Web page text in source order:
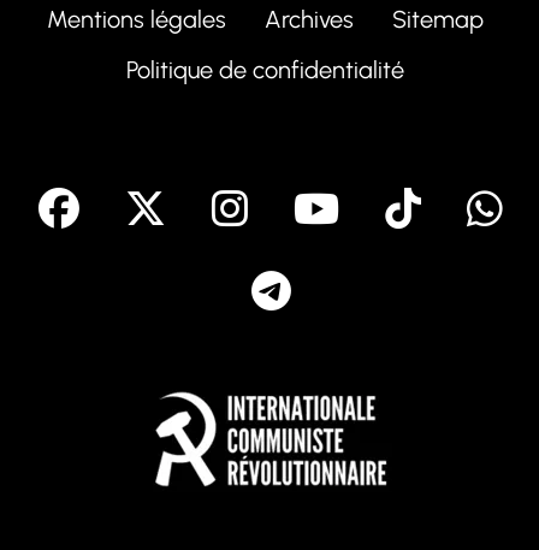
Mentions légales Archives
Sitemap
Politique de confidentialité
facebook Instagram
Youtube
Tik